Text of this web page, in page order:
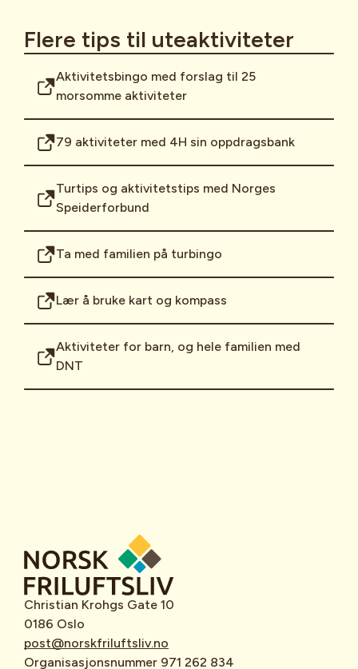
Flere tips til uteaktiviteter
Aktivitetsbingo med forslag til 25
morsomme aktiviteter
79 aktiviteter med 4H sin oppdragsbank
Turtips og aktivitetstips med Norges
Speiderforbund
Ta med familien på turbingo
Lær å bruke kart og kompass
Aktiviteter for barn, og hele familien med
DNT
Christian Krohgs Gate 10
0186 Oslo
post@norskfriluftsliv.no
Organisasjonsnummer 971 262 834